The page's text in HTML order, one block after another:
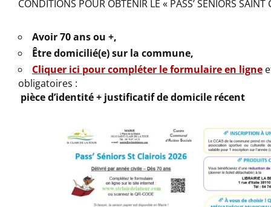
CONDITIONS POUR OBTENIR LE « PASS’ SÉNIORS SAINT
Avoir 70 ans ou +,
Être domicilié(e) sur la commune,
Cliquer ici pour compléter le formulaire en ligne
obligatoires :
pièce d’identité + justificatif de domicile récent